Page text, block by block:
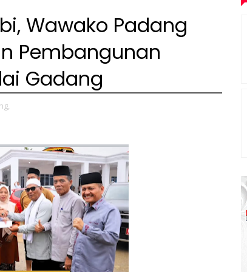
Wawako Padang
Pembangunan
Gadang